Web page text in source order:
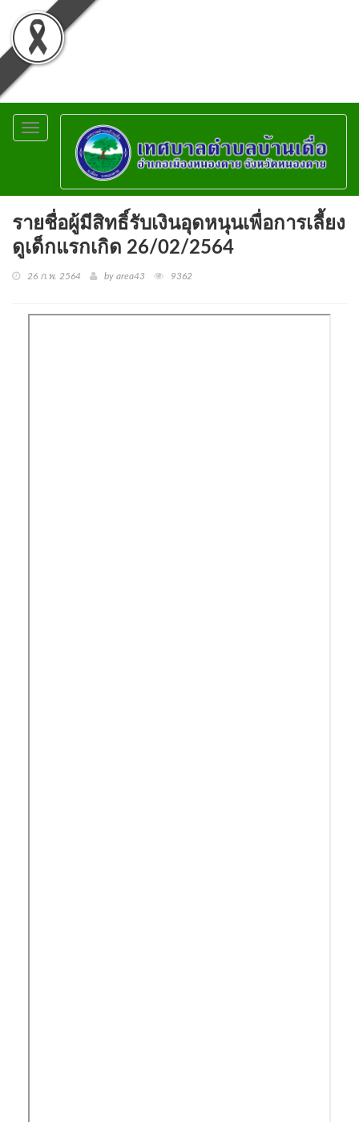
Toggle
navigation
รายชื่อผู้มีสิทธิ์รับเงินอุดหนุนเพื่อการเลี้ยง
ดูเด็กแรกเกิด 26/02/2564
26 ก.พ. 2564 by area43 9362